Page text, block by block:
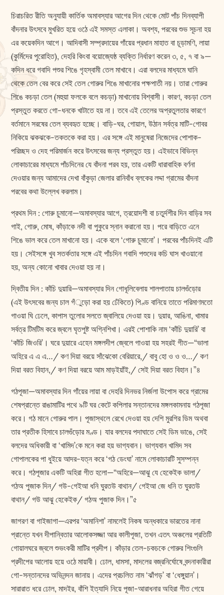
চিরাচরিত রীতি অনুযায়ী কার্তিক অমাবস্যার আগের দিন থেকে মোট পাঁচ দিনব্যাপী
বাঁদনার উৎসবে মুখরিত হয়ে ওঠে এই সমস্ত এলাকা। অবশ্য, পরবের শুভ সূচনা হয়
এর কয়েকদিন আগে। আদিবাসী সম্প্রদায়ের গাঁয়ের প্রধান মাহাত বা চূড়ামণি, লায়া
(কুর্মিদের পুরোহিত), দেহরি কিংবা বয়োজ্যেষ্ঠ ব্যক্তি নির্ধারণ করেন ৩, ৫, ৭ বা ৯—
কদিন ধরে গবাদি পশুর শিঙে গৃহস্বামী তেল মাখাবে। এরা বলদের মাধ্যমে ঘানি
থেকে তেল বের করে সেই তেল গোরুর শিঙে মাখানোর পক্ষপাতী নয়। তারা গোরুর
শিঙে কচড়া তেল (মহুয়া ফলকে বলে কচড়া) মাখানোয় বিশ্বাসী। কারণ, কচড়া তেল
প্রস্তুত করতে গো-ধনকে খাটাতে হয় না। তবে এই তেলের অপ্রতুলতার কারণে
বর্তমানে সরষের তেল ব্যবহৃত হচ্ছে। বাড়ি-ঘর, গোয়াল, উঠান সর্বত্র মাটি-গোবর
নিকিয়ে ঝকঝকে-তকতকে করা হয়। এর সঙ্গে এই মানুষেরা নিজেদের পোশাক-
পরিচ্ছদ ও দেহ পরিমার্জন করে উৎসবের জন্য প্রস্তুত হয়। এইভাবে বিভিন্ন
লোকাচারের মাধ্যমে পাঁচদিনের যে বাঁদনা পরব হয়, তার একটি ধারাবাহিক বর্ণনা
দেওয়ার জন্য আমাদের দেখা বাঁকুড়া জেলার রানিবাঁধ ব্লকের লদ্দা গ্রামের বাঁদনা
পরবের কথা উল্লেখ করলাম।
প্রথম দিন : গোরু চুমানো—অমাবস্যার আগে, ত্রয়োদশী বা চতুর্দশীর দিন বাড়ির সব
গাই, গোরু, মোষ, কাঁড়াকে নদী বা পুকুরে স্নান করানো হয়। পরে বাড়িতে এনে
শিঙে ভাল করে তেল মাখানো হয়। একে বলে ‘গোরু চুমানো’। পরবের পাঁচদিনই এটি
হয়। সেইসঙ্গে খুব সতর্কতার সঙ্গে এই পাঁচদিন গবাদি পশুদের কচি ঘাস খাওয়ানো
হয়, অন্য কোনো খাবার দেওয়া হয় না।
দ্বিতীয় দিন : কাঁচি দুয়ারি—অমাবস্যার দিন গোধূলিবেলায় শালপাতায় চালগুঁড়োর
(এই উৎসবের জন্য চাল গঁুড়ো করা হয় ঢেঁকিতে) পিণ্ড বানিয়ে তাতে পরিমাণমতো
গাওয়া ঘি ঢেলে, কাপাস তুলোর সলতে জ্বালিয়ে দেওয়া হয়। দুয়ার, আঙিনা, খামার
সর্বত্র টিমটিম করে জ্বলে ঘৃতপুষ্ট অগ্নিশিখা। এরই পোশাকি নাম ‘কাঁচি দুয়ারি’ বা
‘কাঁচি জিওরি’। ঘরে দুয়ারে এহেন মঙ্গলদীপ জ্বেলে গাওয়া হয় সহরই গীত—“ভালা
অহিরে এ এ এ…/ কণ দিয়া বরয়ে সাঁঝেকো বেরিয়ারে,/ বাবু হো ও ও ও…/ কণ
দিয়া বরত বিহান,/ কণ দিয়া বরয়ে আম মাড়ইয়াঁই,/ সেই দিয়া বরত বিহান।”৪
গঠপূজা—অমাবস্যার দিন গাঁয়ের লায়া বা দেহরি দিনভর নির্জলা উপোস করে গ্রামের
শেষপ্রান্তে রাঙামাটির পথে ৯টি ঘর কেটে কপিলার সন্তানদের মঙ্গলকামনায় গঠপূজা
করে। গঠ মানে গোরুর পাল। পূজাস্থলে রেখে দেওয়া হয় দেশি মুরগির ডিম অথবা
তার প্রতীক হিসাবে চালগুঁড়োর মণ্ড। যার বলদের পদাঘাতে সেই ডিম ভাঙে, সেই
বলদের অধিকারী বা ‘খামিদ’কে মনে করা হয় ভাগ্যবান। ভাগ্যবান খামিদ সব
গোপালকের পা ধুইয়ে আদর-যত্ন করে ‘গঠ ডেংঘা’ নামে লোকাচারটি সুসম্পন্ন
করে। গঠপূজার একটি অহিরা গীত হলো—“অহিরে—আঝু যে হেকেইক ভালা/
গঠঅ পুজাক দিন/ গউ-গেইআ ধনি ঘুরতউ বাথান/ গেইআ জে ধনি ত ঘুরতউ
বাথান/ গউ আঝু হেকেইক/ গঠঅ পুজাক দিন।”৫
জাগরণ বা গাইজাগা—এরপর ‘অমানিশা’ নামলেই নিকষ অন্ধকারে ভারতের নানা
প্রান্তে যখন দীপান্বিতার আলোকসজ্জা আর কালীপূজা, তখন এতৎ অঞ্চলের প্রতিটি
গোয়ালঘরে জ্বলে শুভংকরী মাটির প্রদীপ। কাঁড়ার তেল-চকচকে গোরুর শিংগুলি
প্রদীপের আলোয় হয়ে ওঠে মায়াবী। ঢোল, ধামসা, মাদলের বজ্রনির্ঘোষে বন্দনাকারীরা
গো-সন্তানদের অভিনন্দন জানায়। এদের প্রচলিত নাম ‘ঝাঁগড়’ বা ‘ধেঙ্গুয়ান’।
সারারাত ধরে ঢোল, মাদইর, বাঁশি ইত্যাদি নিয়ে পূজা-আরাধনার অহিরা গীত গেয়ে